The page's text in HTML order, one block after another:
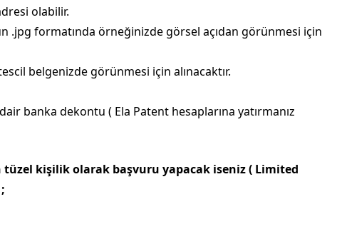
olabilir.
.jpg formatında örneğinizde görsel açıdan görünmesi için
belgenizde görünmesi için alınacaktır.
banka dekontu ( Ela Patent hesaplarına yatırmanız
kişilik olarak başvuru yapacak iseniz ( Limited